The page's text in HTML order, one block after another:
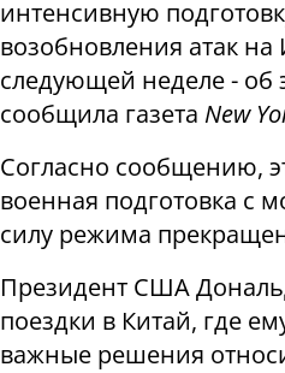
интенсивную
возобновления атак
следующей неделе - об
сообщила газета New
Согласно сообщению,
военная подготовка с
силу режима
Президент США
поездки в Китай, где
важные решения